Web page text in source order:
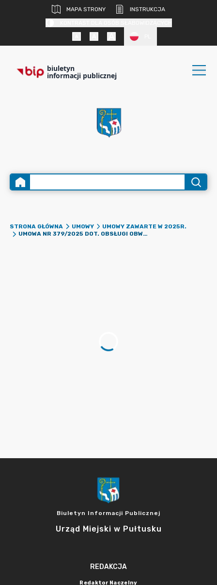
MAPA STRONY
INSTRUKCJA
biuletyn
informacji publicznej
STRONA GŁÓWNA UMOWY
UMOWY ZAWARTE W 2025R.
UMOWA NR 379/2025 DOT. OBSŁUGI OBWODOWEJ KOMISJI WYBORCZEJ NR 4 Z/S W ZESPOLE SZKOLNO-PRZEDSZKOLNYM W PRZEMIAROWIE W PONOWNYM GŁOSOWANIU W WYBORACH PREZYDENTA RP W DNIU 1.06.2025R.
Biuletyn Informacji Publicznej
Urząd Miejski w Pułtusku
REDAKCJA
Redaktor Naczelny